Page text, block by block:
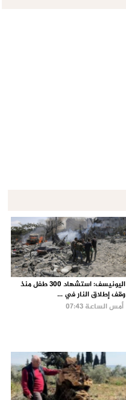
اليونيسف: استشهاد 300 طفل منذ
وقف إطلاق النار في ...
أمس الساعة 07:43